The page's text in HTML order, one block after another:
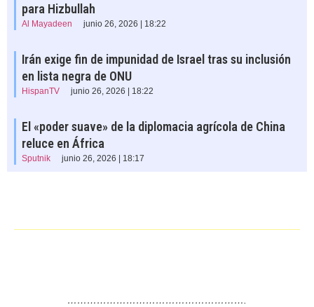
para Hizbullah
Al Mayadeen junio 26, 2026 | 18:22
Irán exige fin de impunidad de Israel tras su inclusión
en lista negra de ONU
HispanTV junio 26, 2026 | 18:22
El «poder suave» de la diplomacia agrícola de China
reluce en África
Sputnik junio 26, 2026 | 18:17
……………………………………………….